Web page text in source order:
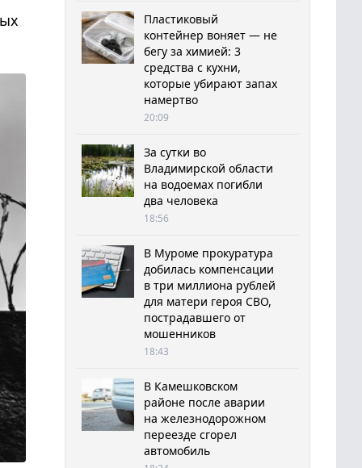
Пластиковый
контейнер воняет — не
бегу за химией: 3
средства с кухни,
которые убирают запах
намертво
20:09
За сутки во
Владимирской области
на водоемах погибли
два человека
18:56
В Муроме прокуратура
добилась компенсации
в три миллиона рублей
для матери героя СВО,
пострадавшего от
мошенников
18:43
В Камешковском
районе после аварии
на железнодорожном
переезде сгорел
автомобиль